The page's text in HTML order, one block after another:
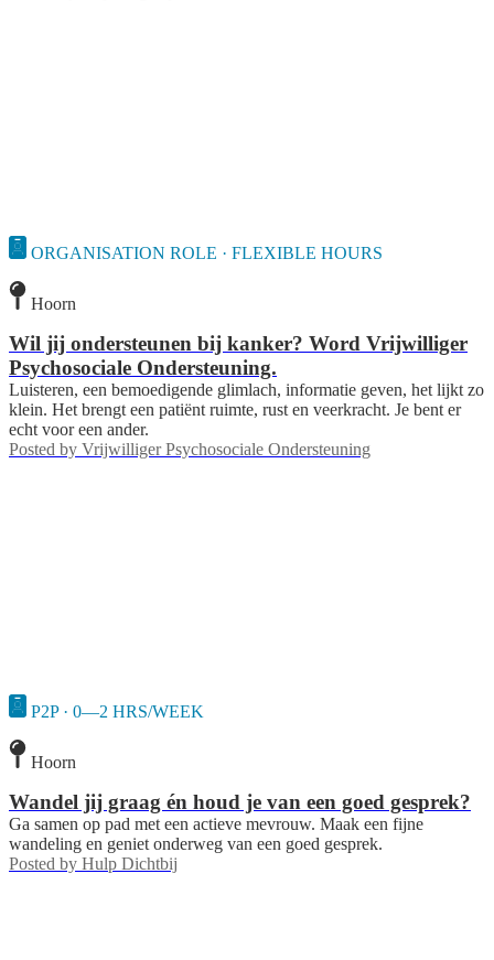
ORGANISATION ROLE · FLEXIBLE HOURS
Hoorn
Wil jij ondersteunen bij kanker? Word Vrijwilliger
Psychosociale Ondersteuning.
Luisteren, een bemoedigende glimlach, informatie geven, het lijkt zo
klein. Het brengt een patiënt ruimte, rust en veerkracht. Je bent er
echt voor een ander.
Posted by Vrijwilliger Psychosociale Ondersteuning
P2P · 0—2 HRS/WEEK
Hoorn
Wandel jij graag én houd je van een goed gesprek?
Ga samen op pad met een actieve mevrouw. Maak een fijne
wandeling en geniet onderweg van een goed gesprek.
Posted by Hulp Dichtbij